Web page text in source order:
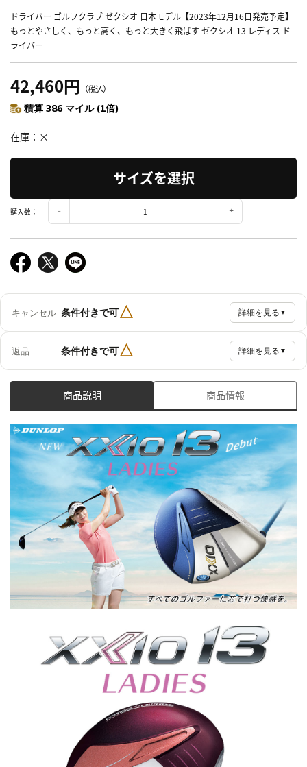
ドライバー ゴルフクラブ ゼクシオ 日本モデル【2023年12月16日発売予定】
もっとやさしく、もっと高く、もっと大きく飛ばす ゼクシオ 13 レディス ド
ライバー
42,460円 （税込）
積算 386 マイル (1倍)
在庫 ×
サイズを選択
購入数：
キャンセル 条件付きで可△ 詳細を見る ▼
返品 条件付きで可△ 詳細を見る ▼
商品説明 商品情報